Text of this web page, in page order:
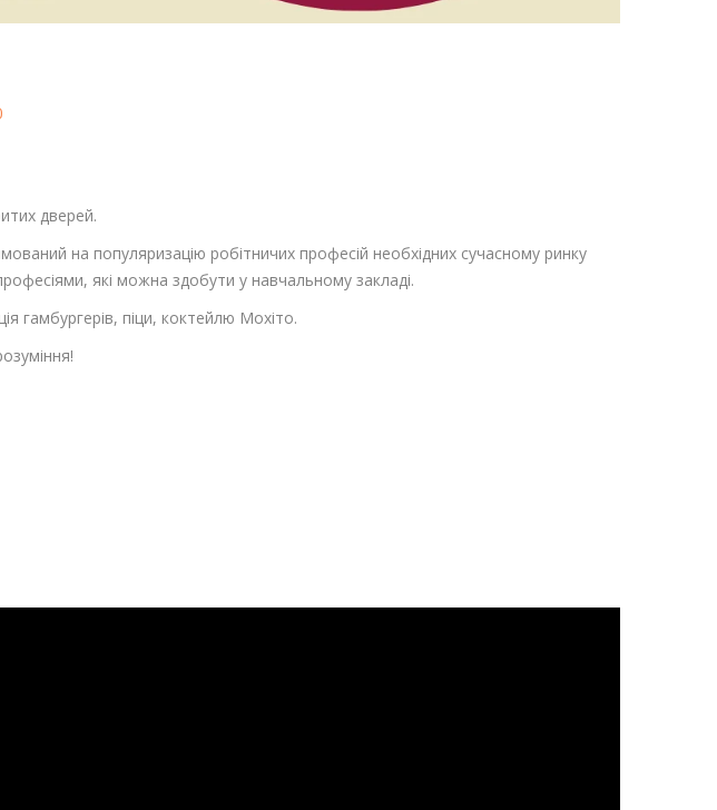
дверей.
на популяризацію робітничих професій необхідних сучасному ринку
які можна здобути у навчальному закладі.
гамбургерів, піци, коктейлю Мохіто.